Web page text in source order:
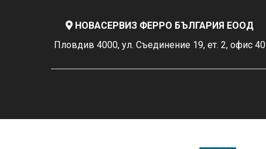
НОВАСЕРВИЗ ФЕРРО БЪЛГАРИЯ ЕООД
Пловдив 4000, ул. Съединение 19, ет. 2, офис 40